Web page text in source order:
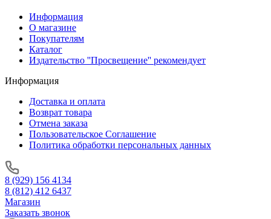
Информация
О магазине
Покупателям
Каталог
Издательство ''Просвещение'' рекомендует
Информация
Доставка и оплата
Возврат товара
Отмена заказа
Пользовательское Соглашение
Политика обработки персональных данных
8 (929) 156 4134
8 (812) 412 6437
Магазин
Заказать звонок